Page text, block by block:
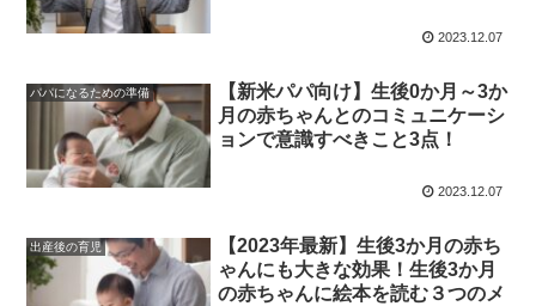
2023.12.07
パパになるための準備
【新米パパ向け】生後0か月～3か
月の赤ちゃんとのコミュニケーシ
ョンで意識すべきこと3点！
2023.12.07
出産後の育児
【2023年最新】生後3か月の赤ち
ゃんにも大きな効果！生後3か月
の赤ちゃんに絵本を読む３つのメ